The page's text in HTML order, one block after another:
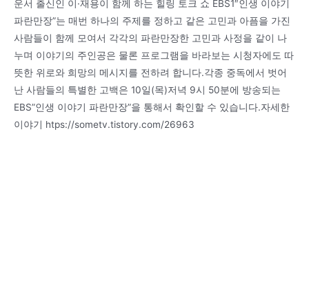
운서 출신인 이·재용이 함께 하는 힐링 토크 쇼 EBS1″인생 이야기
파란만장”는 매번 하나의 주제를 정하고 같은 고민과 아픔을 가진
사람들이 함께 모여서 각각의 파란만장한 고민과 사정을 같이 나
누며 이야기의 주인공은 물론 프로그램을 바라보는 시청자에도 따
뜻한 위로와 희망의 메시지를 전하려 합니다.각종 중독에서 벗어
난 사람들의 특별한 고백은 10일(목)저녁 9시 50분에 방송되는
EBS”인생 이야기 파란만장”을 통해서 확인할 수 있습니다.자세한
이야기 htps://sometv.tistory.com/26963